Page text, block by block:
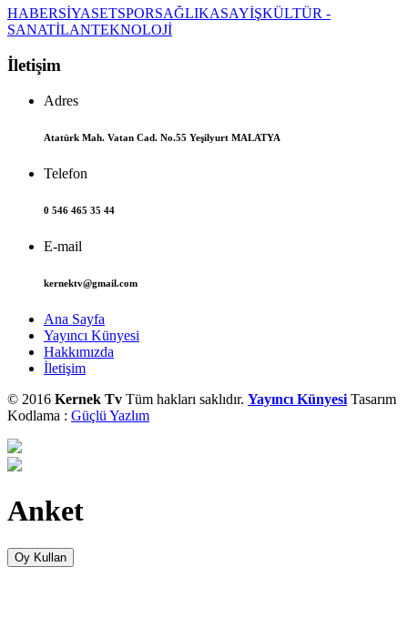
HABERSİYASETSPORSAĞLIKASAYİŞKÜLTÜR -
SANATİLANTEKNOLOJİ
İletişim
Adres
Atatürk Mah. Vatan Cad. No.55 Yeşilyurt MALATYA
Telefon
0 546 465 35 44
E-mail
kernektv@gmail.com
Ana Sayfa
Yayıncı Künyesi
Hakkımızda
İletişim
© 2016 Kernek Tv Tüm hakları saklıdır. Yayıncı Künyesi Tasarım
Kodlama : Güçlü Yazlım
Anket